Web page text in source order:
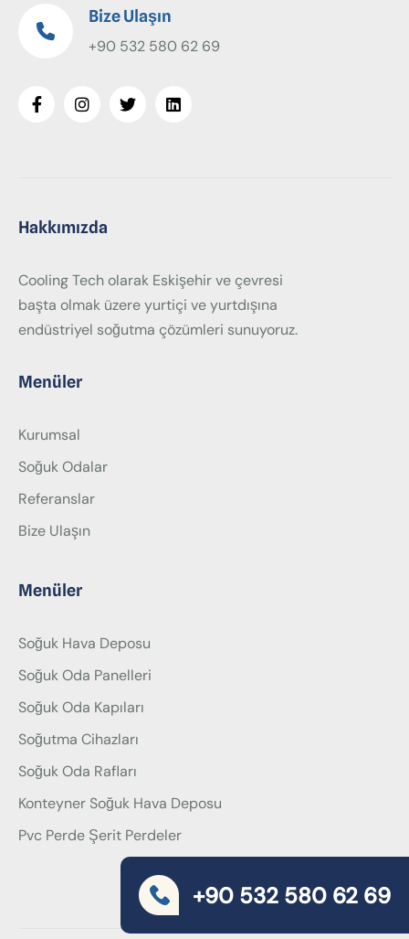
Bize Ulaşın
+90 532 580 62 69
Hakkımızda
Cooling Tech olarak Eskişehir ve çevresi
başta olmak üzere yurtiçi ve yurtdışına
endüstriyel soğutma çözümleri sunuyoruz.
Menüler
Kurumsal
Soğuk Odalar
Referanslar
Bize Ulaşın
Menüler
Soğuk Hava Deposu
Soğuk Oda Panelleri
Soğuk Oda Kapıları
Soğutma Cihazları
Soğuk Oda Rafları
Konteyner Soğuk Hava Deposu
Pvc Perde Şerit Perdeler
+90 532 580 62 69